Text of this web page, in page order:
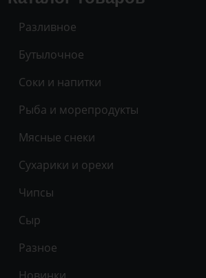
Разливное
Бутылочное
Соки и напитки
Рыба и морепродукты
Мясные снеки
Сухарики и орехи
Чипсы
Сыр
Разное